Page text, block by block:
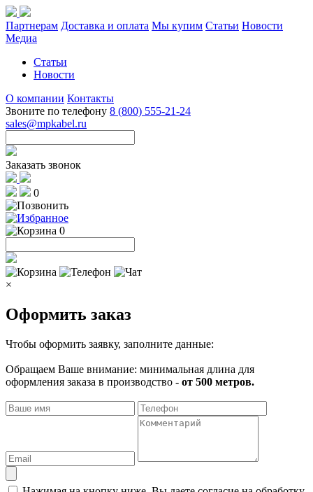
Партнерам Доставка и оплата Мы купим Статьи Новости
Медиа
Статьи
Новости
О компании Контакты
Звоните по телефону 8 (800) 555-21-24
sales@mpkabel.ru
Заказать звонок
0
0
×
Оформить заказ
Чтобы оформить заявку, заполните данные:
Обращаем Ваше внимание: минимальная длина для
оформления заказа в производство - от 500 метров.